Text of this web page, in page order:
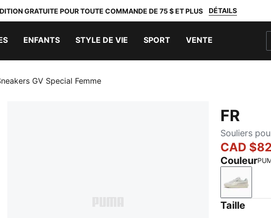
GRATUITE POUR TOUTE COMMANDE DE 75 $ ET PLUS DÉTAILS
ENFANTS STYLE DE VIE SPORT VENTE
GV Special Femme
FR
Souliers
CAD
Couleur
PUMA
Taille